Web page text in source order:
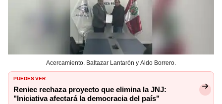
Acercamiento. Baltazar Lantarón y Aldo Borrero.
PUEDES VER:
Reniec rechaza proyecto que elimina la JNJ:
"Iniciativa afectará la democracia del país"